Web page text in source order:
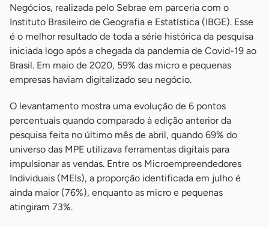
Negócios, realizada pelo Sebrae em parceria com o
Instituto Brasileiro de Geografia e Estatística (IBGE). Esse
é o melhor resultado de toda a série histórica da pesquisa
iniciada logo após a chegada da pandemia de Covid-19 ao
Brasil. Em maio de 2020, 59% das micro e pequenas
empresas haviam digitalizado seu negócio.
O levantamento mostra uma evolução de 6 pontos
percentuais quando comparado à edição anterior da
pesquisa feita no último mês de abril, quando 69% do
universo das MPE utilizava ferramentas digitais para
impulsionar as vendas. Entre os Microempreendedores
Individuais (MEIs), a proporção identificada em julho é
ainda maior (76%), enquanto as micro e pequenas
atingiram 73%.